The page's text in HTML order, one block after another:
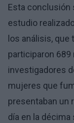
Esta conclusión
estudio
los análisis,
participaron
investigadores
mujeres que
presentaban un
día en la décima